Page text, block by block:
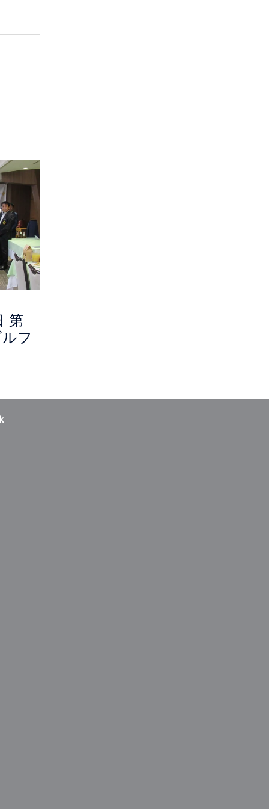
第
フ